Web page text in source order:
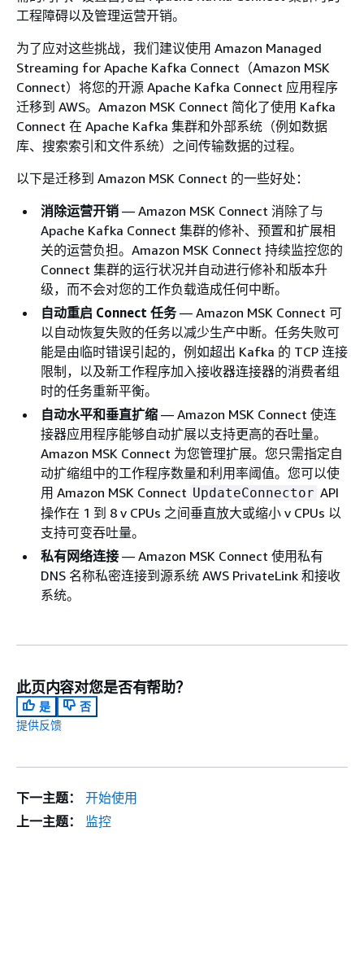
工程障碍以及管理运营开销。
为了应对这些挑战，我们建议使用 Amazon Managed
Streaming for Apache Kafka Connect（Amazon MSK
Connect）将您的开源 Apache Kafka Connect 应用程序
迁移到 AWS。Amazon MSK Connect 简化了使用 Kafka
Connect 在 Apache Kafka 集群和外部系统（例如数据
库、搜索索引和文件系统）之间传输数据的过程。
以下是迁移到 Amazon MSK Connect 的一些好处：
消除运营开销 — Amazon MSK Connect 消除了与
Apache Kafka Connect 集群的修补、预置和扩展相
关的运营负担。Amazon MSK Connect 持续监控您的
Connect 集群的运行状况并自动进行修补和版本升
级，而不会对您的工作负载造成任何中断。
自动重启 Connect 任务— Amazon MSK Connect 可
以自动恢复失败的任务以减少生产中断。任务失败可
能是由临时错误引起的，例如超出 Kafka 的 TCP 连接
限制，以及新工作程序加入接收器连接器的消费者组
时的任务重新平衡。
自动水平和垂直扩缩 — Amazon MSK Connect 使连
接器应用程序能够自动扩展以支持更高的吞吐量。
Amazon MSK Connect 为您管理扩展。您只需指定自
动扩缩组中的工作程序数量和利用率阈值。您可以使
用 Amazon MSK Connect UpdateConnector API
操作在 1 到 8 v CPUs 之间垂直放大或缩小 v CPUs 以
支持可变吞吐量。
私有网络连接 — Amazon MSK Connect 使用私有
DNS 名称私密连接到源系统 AWS PrivateLink 和接收
系统。
此页内容对您是否有帮助？
是
否
提供反馈
下一主题：
开始使用
上一主题：
监控